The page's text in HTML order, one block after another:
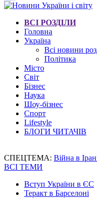
ВСІ РОЗДІЛИ
Головна
Україна
Всі новини
Політика
Місто
Світ
Бізнес
Наука
Шоу-бізнес
Спорт
Lifestyle
БЛОГИ ЧИТАЧІВ
СПЕЦТЕМА: Війна в
ВСІ ТЕМИ
Вступ України в ЄС
Теракт в Барселоні